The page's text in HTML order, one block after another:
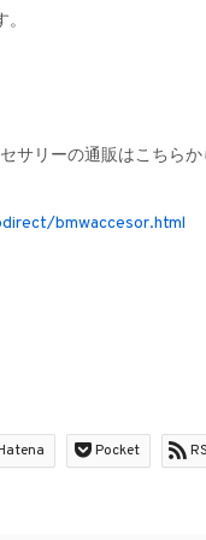
サリーの通販はこちらか
bmwaccesor.html
Pocket